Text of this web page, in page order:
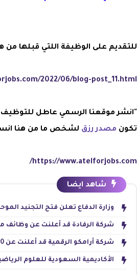
للتقديم على الوظيفة اللتي قبلها من
2022/06/blog-post_11.html
"انشر موقعنا الرسمي عاطل للتوظيف
تكون مصدر رزق لشخص ما من هنا
https://www.atelforjobs.com/
شاهد ايضا
وزارة الدفاع تعلن فتح التجنيد الموحد 1447 للرجال والنساء بالثانوية فأعلى – وظائف
شركة الرفادة قد أعلنت عن وظائف موسمية للحج
شركة أرامكو الرقمية قد أعلنت عن 60 وظيفة للجنسين في تخصصات تقنية وإدارية بالظهران
الأكاديمية السعودية للعلوم